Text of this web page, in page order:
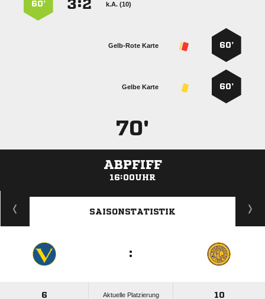
k.A. (10)
:
60’
60’
Gelb-Rote Karte
60’
Gelbe Karte
70'
ABPFIFF
16:00UHR
ANZEIGE
SAISONSTATISTIK
:
6 Aktuelle Platzierung 10